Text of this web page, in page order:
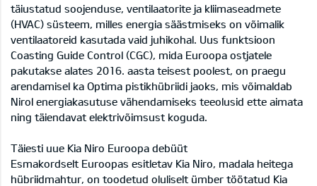
täiustatud soojenduse, ventilaatorite ja kliimaseadmete
(HVAC) süsteem, milles energia säästmiseks on võimalik
ventilaatoreid kasutada vaid juhikohal. Uus funktsioon
Coasting Guide Control (CGC), mida Euroopa ostjatele
pakutakse alates 2016. aasta teisest poolest, on praegu
arendamisel ka Optima pistikhübriidi jaoks, mis võimaldab
Nirol energiakasutuse vähendamiseks teeolusid ette aimata
ning täiendavat elektrivõimsust koguda.
Täiesti uue Kia Niro Euroopa debüüt
Esmakordselt Euroopas esitletav Kia Niro, madala heitega
hübriidmahtur, on toodetud oluliselt ümber töötatud Kia